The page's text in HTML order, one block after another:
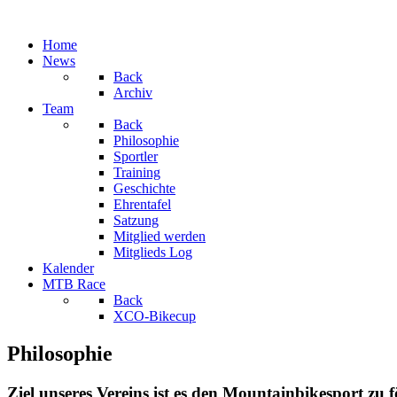
Home
News
Back
Archiv
Team
Back
Philosophie
Sportler
Training
Geschichte
Ehrentafel
Satzung
Mitglied werden
Mitglieds Log
Kalender
MTB Race
Back
XCO-Bikecup
Philosophie
Ziel unseres Vereins ist es den Mountainbikesport zu